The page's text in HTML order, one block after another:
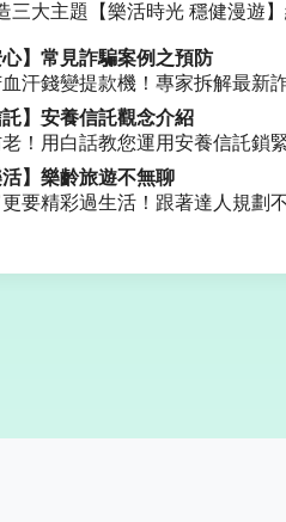
三大主題【樂活時光 穩健漫遊
心】常見詐騙案例之預防
汗錢變提款機！專家拆解最新
託】安養信託觀念介紹
！用白話教您運用安養信託鎖
活】樂齡旅遊不無聊
要精彩過生活！跟著達人規劃